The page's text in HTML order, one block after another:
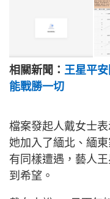
相關新聞： 王星平
能戰勝一切
檔案發起人戴女士
她加入了緬北、緬
有同樣遭遇，藝人
到希望。